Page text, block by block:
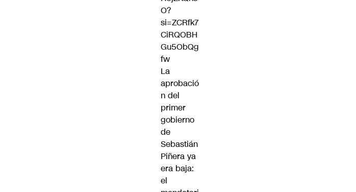
O?
si=ZCRfk7
CiRQOBH
Gu5ObQg
fw
La
aprobació
n del
primer
gobierno
de
Sebastián
Piñera ya
era baja:
el